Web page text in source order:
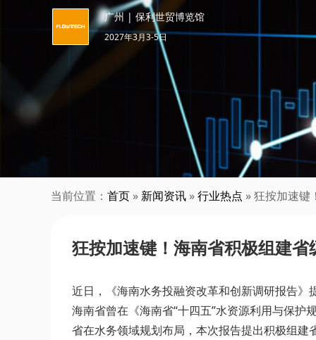
广州 | 保利世贸博览馆
2027年3月3-5日
当前位置： 首页 » 新闻资讯 »行业热点 » 狂按加速键
狂按加速键！海南省积极组建
近日，《海南水务投融资改革和创新调研报告
海南省曾在《海南省“十四五”水资源利用与保
省在水务领域规划布局，本次报告提出积极组